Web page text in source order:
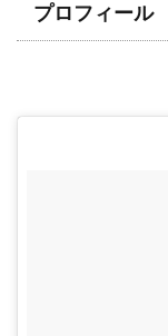
プロフィール